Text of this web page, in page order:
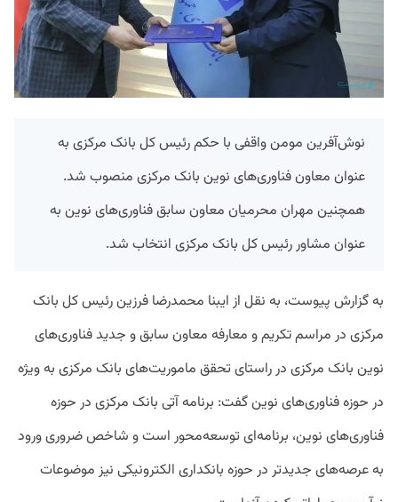
نوش‌آفرین مومن واقفی با حکم رئیس کل بانک مرکزی به
عنوان معاون فناوری‌های نوین بانک مرکزی منصوب شد.
همچنین مهران محرمیان معاون سابق فناوری‌های نوین به
عنوان مشاور رئیس کل بانک مرکزی انتخاب شد.
به گزارش پیوست، به نقل از ایبنا محمدرضا فرزین رئیس کل بانک
مرکزی در مراسم تکریم و معارفه معاون سابق و جدید فناوری‌های
نوین بانک مرکزی در راستای تحقق ماموریت‌های بانک مرکزی به ویژه
در حوزه فناوری‌های نوین گفت: برنامه آتی بانک مرکزی در حوزه
فناوری‌های نوین، برنامه‌ای توسعه‌محور است و شاخص ضروری ورود
به عرصه‌های جدیدتر در حوزه بانکداری الکترونیکی نیز موضوعات